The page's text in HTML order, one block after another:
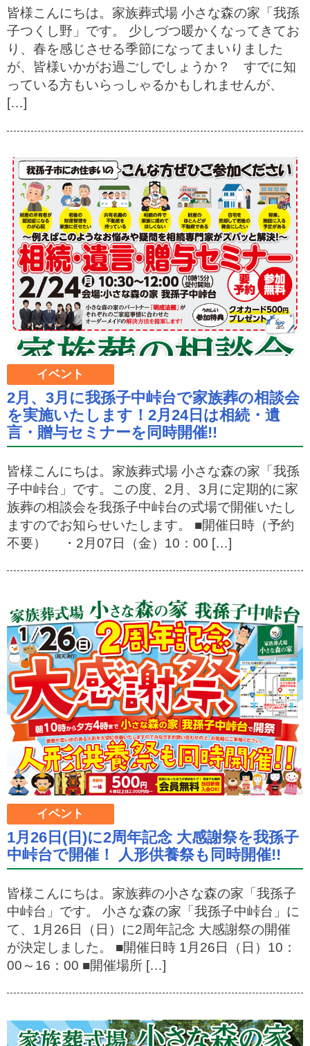
皆様こんにちは。家族葬式場 小さな森の家「我孫
子つくし野」です。 少しづつ暖かくなってきてお
り、春を感じさせる季節になってまいりました
が、皆様いかがお過ごしでしょうか？ すでに知
っている方もいらっしゃるかもしれませんが、
[…]
イベント
2月、3月に我孫子中峠台で家族葬の相談会
を実施いたします！2月24日は相続・遺
言・贈与セミナーを同時開催!!
皆様こんにちは。家族葬式場 小さな森の家「我孫
子中峠台」です。この度、2月、3月に定期的に家
族葬の相談会を我孫子中峠台の式場で開催いたし
ますのでお知らせいたします。 ■開催日時（予約
不要） ・2月07日（金）10：00 […]
イベント
1月26日(日)に2周年記念 大感謝祭を我孫子
中峠台で開催！ 人形供養祭も同時開催!!
皆様こんにちは。家族葬の小さな森の家「我孫子
中峠台」です。 小さな森の家「我孫子中峠台」に
て、1月26日（日）に2周年記念 大感謝祭の開催
が決定しました。 ■開催日時 1月26日（日）10：
00～16：00 ■開催場所 […]